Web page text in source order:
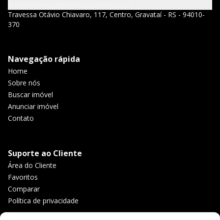
Travessa Otávio Chiavaro, 117, Centro, Gravataí - RS - 94010-
370
Navegação rápida
Home
Sobre nós
Buscar imóvel
Anunciar imóvel
Contato
Suporte ao Cliente
Área do Cliente
Favoritos
Comparar
Política de privacidade